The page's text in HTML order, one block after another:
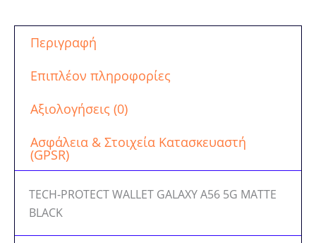
Περιγραφή
Επιπλέον πληροφορίες
Αξιολογήσεις (0)
Ασφάλεια & Στοιχεία Κατασκευαστή
(GPSR)
TECH-PROTECT WALLET GALAXY A56 5G MATTE
BLACK